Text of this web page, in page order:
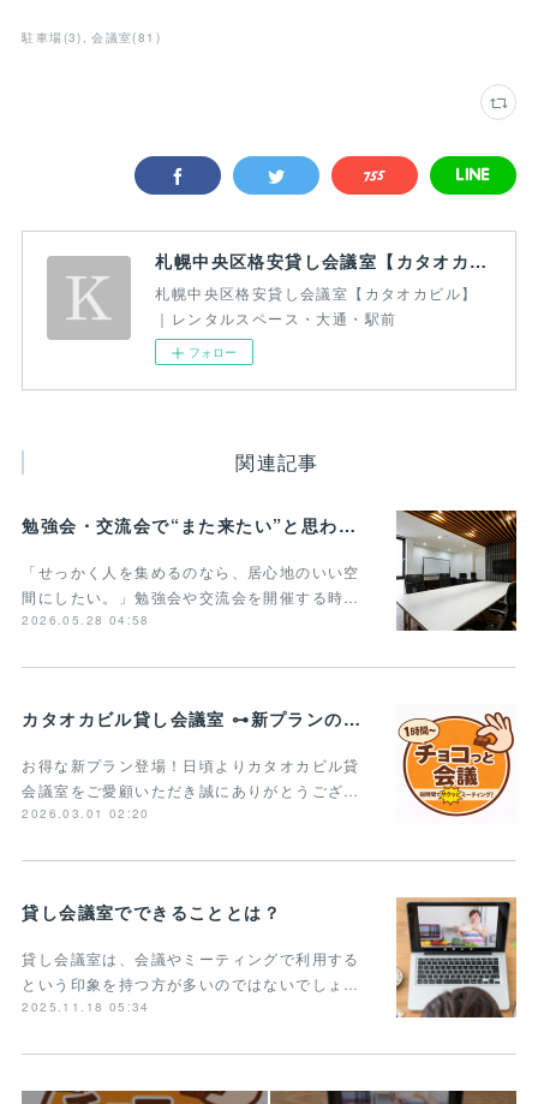
駐車場 (3) 会議室(81 )
札幌中央区格安貸し会議室【カタオカビル】｜レンタルスペース・大通・駅前
札幌中央区格安貸し会議室【カタオカビル】
｜レンタルスペース・大通・駅前
フォロー
関連記事
勉強会・交流会で“また来たい”と思われる貸し会議室の条件とは？
「せっかく人を集めるのなら、居心地のいい空
間にしたい。」勉強会や交流会を開催する時…
2026.05.28 04:58
カタオカビル貸し会議室 ⊶新プランのご案内⊶
お得な新プラン登場！日頃よりカタオカビル貸
会議室をご愛顧いただき誠にありがとうござ…
2026.03.01 02:20
貸し会議室でできることとは？
貸し会議室は、会議やミーティングで利用する
という印象を持つ方が多いのではないでしょ…
2025.11.18 05:34